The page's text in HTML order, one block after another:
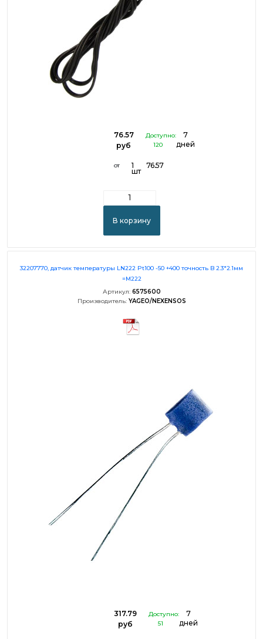
76.57
руб
Доступно:
120
7
дней
от 1
шт
76.57
В корзину
32207770, датчик температуры LN222 Pt100 -50 +400 точность B 2.3*2.1мм
=M222
Артикул: 6575600
Производитель: YAGEO/NEXENSOS
317.79
руб
Доступно:
51
7
дней